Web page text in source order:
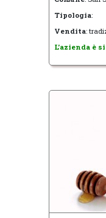
Tipologia:
Vendita:
L'azienda è